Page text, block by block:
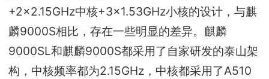
+2×2.15GHz中核+3×1.53GHz小核的设计，与麒
麟9000S相比，存在一些明显的差异。麒麟
9000SL和麒麟9000S都采用了自家研发的泰山架
构，中核频率都为2.15GHz，中核都采用了A510